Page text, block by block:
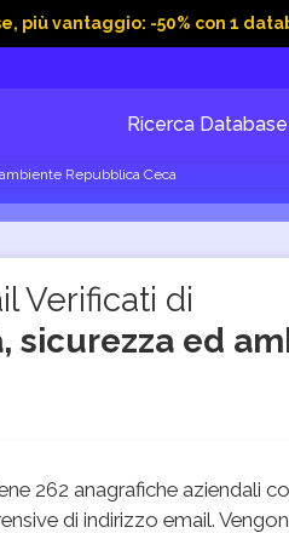
più vantaggio: -50% con 1
Ricerca Database
Repubblica Ceca
Verificati di
sicurezza ed
262 anagrafiche aziendali
di indirizzo email.